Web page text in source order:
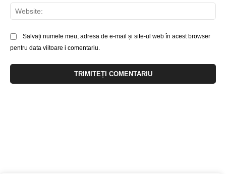
Salvați numele meu, adresa de e-mail și site-ul web în acest browser
pentru data viitoare i comentariu.